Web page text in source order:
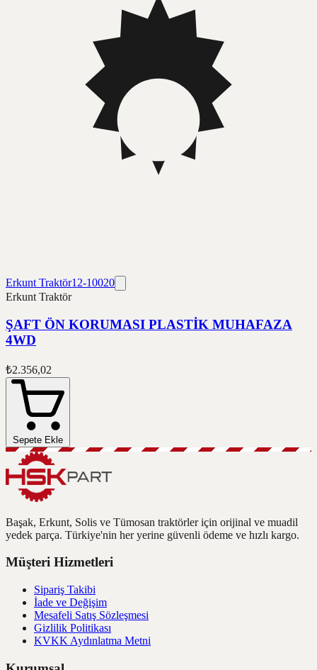
Erkunt Traktör12-10020
Erkunt Traktör
ŞAFT ÖN KORUMASI PLASTİK MUHAFAZA
4WD
₺2.356,02
Sepete Ekle
Başak, Erkunt, Solis ve Tümosan traktörler için orijinal ve muadil
yedek parça. Türkiye'nin her yerine güvenli ödeme ve hızlı kargo.
Müşteri Hizmetleri
Sipariş Takibi
İade ve Değişim
Mesafeli Satış Sözleşmesi
Gizlilik Politikası
KVKK Aydınlatma Metni